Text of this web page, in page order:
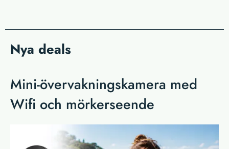
Nya deals
Mini-övervakningskamera med
Wifi och mörkerseende